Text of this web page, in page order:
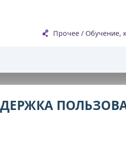
Прочее/ Обучение,